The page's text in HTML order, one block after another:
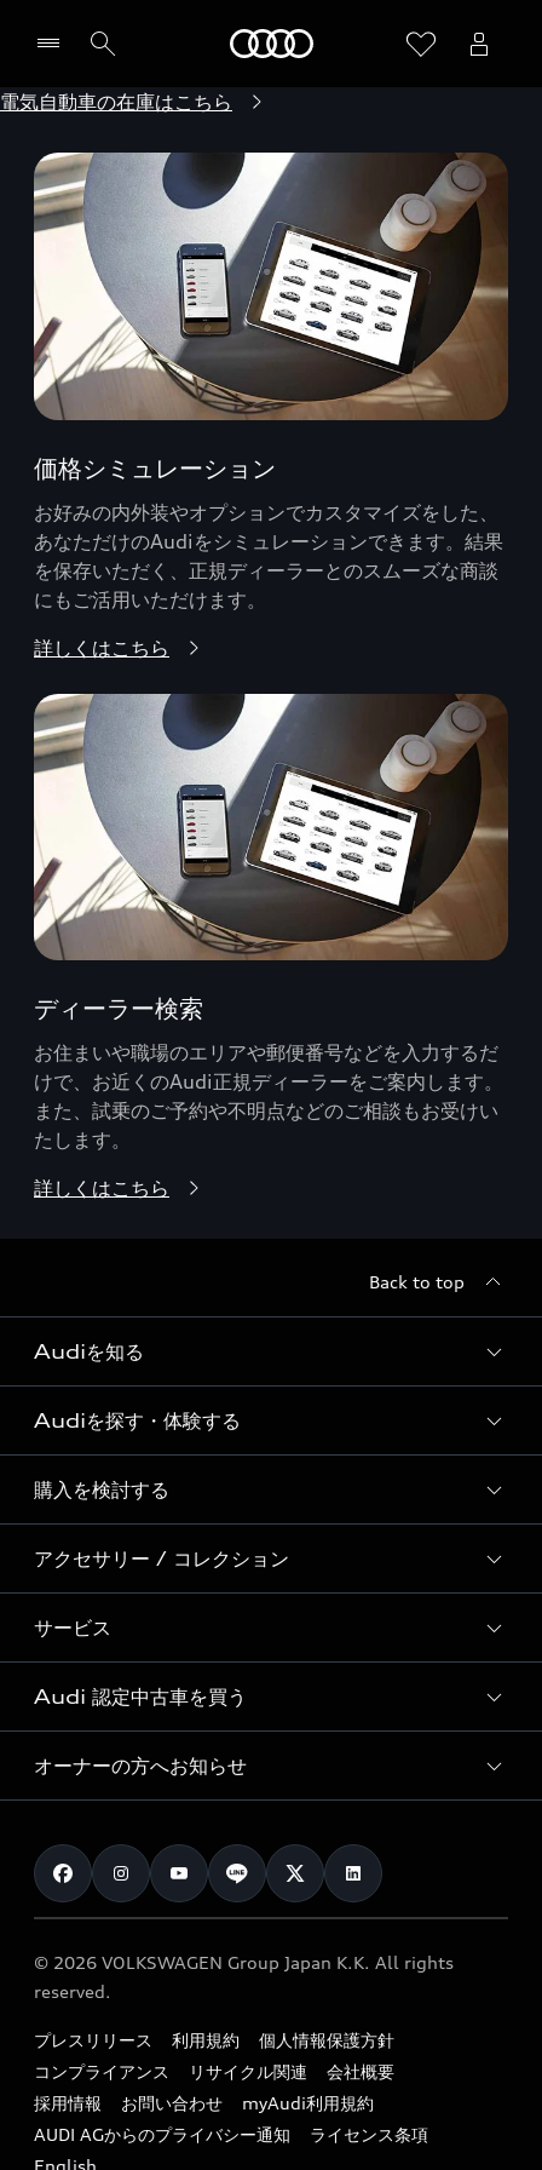
電気自動車の在庫はこちら
価格シミュレーション
お好みの内外装やオプションでカスタマイズをした、
あなただけのAudiをシミュレーションできます。結果
を保存いただく、正規ディーラーとのスムーズな商談
にもご活用いただけます。
詳しくはこちら
ディーラー検索
お住まいや職場のエリアや郵便番号などを入力するだ
けで、お近くのAudi正規ディーラーをご案内します。
また、試乗のご予約や不明点などのご相談もお受けい
たします。
詳しくはこちら
Back to top
Audiを知る
Audi ブランド
Story of Progress
Audi Sport
Formula 1®
デジタルサービス
Audiを探す・体験する
ディーラー検索
新車在庫検索
試乗車・展示車検索
見積り依頼
試乗予約
購入を検討する
モデル一覧
特別仕様モデル / 限定モデル
e-tronラインアップ
価格シミュレーション
車両比較
カタログ一覧
アクセサリー / コレクション
純正アクセサリー
オンラインショップ
Audi collection
アウディナビアプリ
サービス
サービス入庫予約
サービスプログラム
メンテナンス
車検 / 定期点検
e-tronアフターサポート
myAudi
Audi 認定中古車を買う
Audi認定中古車
クオリティ
保証
メンテナンス
ファイナンス
キャンペーン / イベント
買取査定
オーナーの方へお知らせ
お知らせ
オーナー様向けキャンペーン
特定整備適用車一覧
リサイクル法
よくある質問（FAQ）
© 2026 VOLKSWAGEN Group Japan K.K. All rights
reserved.
プレスリリース 利用規約
個人情報保護方針
コンプライアンス
リサイクル関連
会社概要
採用情報
お問い合わせ
myAudi利用規約
AUDI AGからのプライバシー通知
ライセンス条項
English